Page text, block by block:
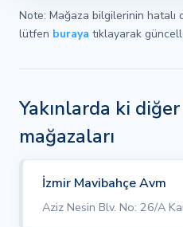
Note: Mağaza bilgilerinin hatalı
lütfen buraya tıklayarak
Yakınlarda ki
mağazaları
İzmir Mavibahçe Avm
Aziz Nesin Blv. No: 26/A